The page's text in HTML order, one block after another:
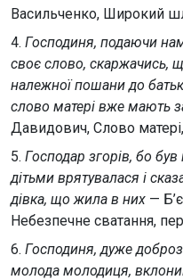
Васильченко, Широкий
4. Господиня, подаючи
своє слово, скаржачись,
належної пошани до
слово матері вже мають
Давидович, Слово
5. Господар згорів, бо
дітьми врятувалася і
дівка, що жила в них —
Небезпечне сватання,
6. Господиня, дуже
молода молодиця,